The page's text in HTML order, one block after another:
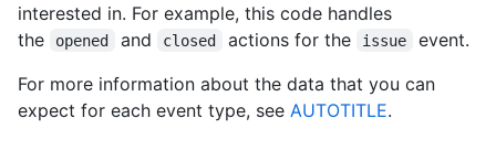
interested in. For example, this code handles
the
opened and closed actions for the issue
event.
For more information about the data that you can
expect for each event type, see AUTOTITLE.